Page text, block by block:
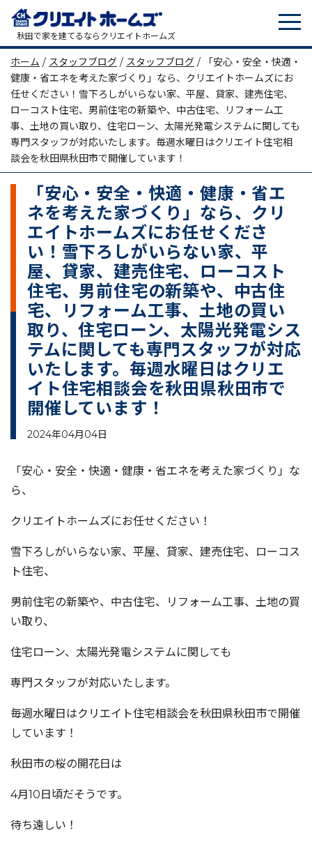
メインナビゲーション
秋田で家を建てるならクリエイトホームズ
ホーム / スタッフブログ / スタッフブログ /
「安心・安全・快適・
健康・省エネを考えた家づくり」なら、クリエイトホームズにお
任せください！雪下ろしがいらない家、平屋、貸家、建売住宅、
ローコスト住宅、男前住宅の新築や、中古住宅、リフォーム工
事、土地の買い取り、住宅ローン、太陽光発電システムに関しても
専門スタッフが対応いたします。毎週水曜日はクリエイト住宅相
談会を秋田県秋田市で開催しています！
「安心・安全・快適・健康・省エ
ネを考えた家づくり」なら、クリ
エイトホームズにお任せくださ
い！雪下ろしがいらない家、平
屋、貸家、建売住宅、ローコスト
住宅、男前住宅の新築や、中古住
宅、リフォーム工事、土地の買い
取り、住宅ローン、太陽光発電シス
テムに関しても専門スタッフが対応
いたします。毎週水曜日はクリエ
イト住宅相談会を秋田県秋田市で
開催しています！
2024年04月04日
「安心・安全・快適・健康・省エネを考えた家づくり」な
ら、
クリエイトホームズにお任せください！
雪下ろしがいらない家、平屋、貸家、建売住宅、ローコス
ト住宅、
男前住宅の新築や、中古住宅、リフォーム工事、土地の買
い取り、
住宅ローン、太陽光発電システムに関しても
専門スタッフが対応いたします。
毎週水曜日はクリエイト住宅相談会を秋田県秋田市で開催
しています！
秋田市の桜の開花日は
4月10日頃だそうです。
待ち遠しい！